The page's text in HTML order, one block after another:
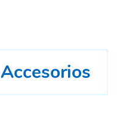
Accesorios